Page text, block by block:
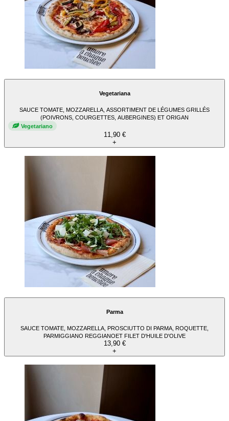
Vegetariana
SAUCE TOMATE, MOZZARELLA, ASSORTIMENT DE LÉGUMES GRILLÉS
(POIVRONS, COURGETTES, AUBERGINES) ET ORIGAN
Vegetariano
11,90 €
+
Parma
SAUCE TOMATE, MOZZARELLA, PROSCIUTTO DI PARMA, ROQUETTE,
PARMIGGIANO REGGIANOET FILET D'HUILE D'OLIVE
13,90 €
+